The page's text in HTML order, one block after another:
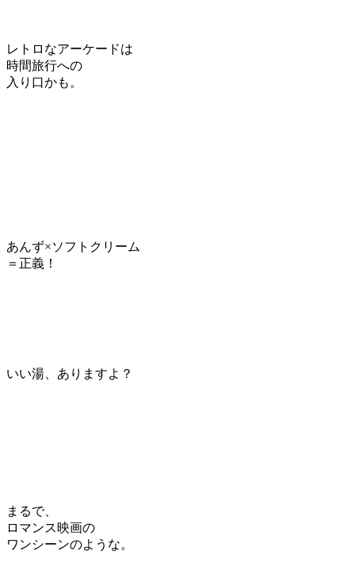
レトロなアーケードは
時間旅行への
入り口かも。
あんず×ソフトクリーム
＝正義！
いい湯、ありますよ？
まるで、
ロマンス映画の
ワンシーンのような。